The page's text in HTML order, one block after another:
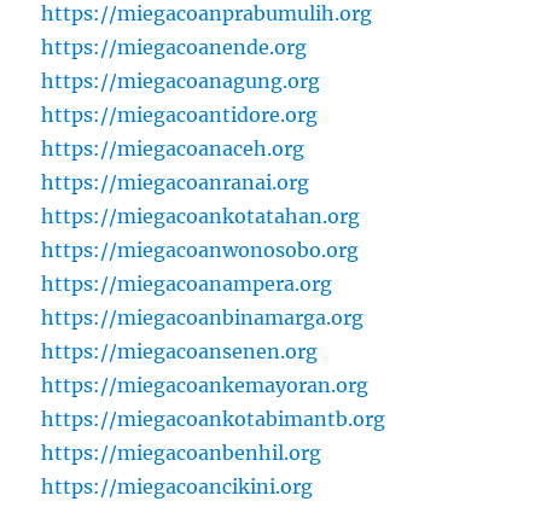
https://miegacoanprabumulih.org
https://miegacoanende.org
https://miegacoanagung.org
https://miegacoantidore.org
https://miegacoanaceh.org
https://miegacoanranai.org
https://miegacoankotatahan.org
https://miegacoanwonosobo.org
https://miegacoanampera.org
https://miegacoanbinamarga.org
https://miegacoansenen.org
https://miegacoankemayoran.org
https://miegacoankotabimantb.org
https://miegacoanbenhil.org
https://miegacoancikini.org